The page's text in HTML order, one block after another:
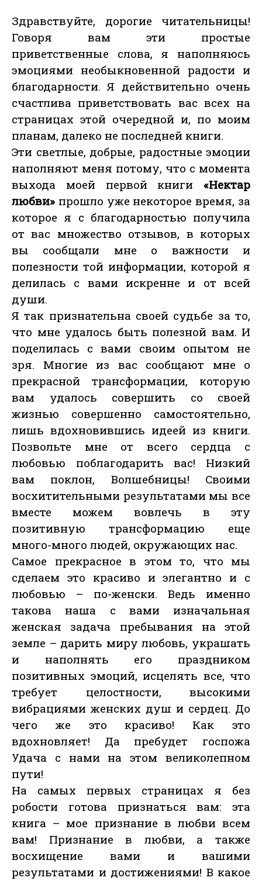
Здравствуйте, дорогие читательницы!
Говоря вам эти простые
приветственные слова, я наполняюсь
эмоциями необыкновенной радости и
благодарности. Я действительно очень
счастлива приветствовать вас всех на
страницах этой очередной и, по моим
планам, далеко не последней книги.
Эти светлые, добрые, радостные эмоции
наполняют меня потому, что с момента
выхода моей первой книги «Нектар
любви» прошло уже некоторое время, за
которое я с благодарностью получила
от вас множество отзывов, в которых
вы сообщали мне о важности и
полезности той информации, которой я
делилась с вами искренне и от всей
души.
Я так признательна своей судьбе за то,
что мне удалось быть полезной вам. И
поделилась с вами своим опытом не
зря. Многие из вас сообщают мне о
прекрасной трансформации, которую
вам удалось совершить со своей
жизнью совершенно самостоятельно,
лишь вдохновившись идеей из книги.
Позвольте мне от всего сердца с
любовью поблагодарить вас! Низкий
вам поклон, Волшебницы! Своими
восхитительными результатами мы все
вместе можем вовлечь в эту
позитивную трансформацию еще
много-много людей, окружающих нас.
Самое прекрасное в этом то, что мы
сделаем это красиво и элегантно и с
любовью – по-женски. Ведь именно
такова наша с вами изначальная
женская задача пребывания на этой
земле – дарить миру любовь, украшать
и наполнять его праздником
позитивных эмоций, исцелять все, что
требует целостности, высокими
вибрациями женских душ и сердец. До
чего же это красиво! Как это
вдохновляет! Да пребудет госпожа
Удача с нами на этом великолепном
пути!
На самых первых страницах я без
робости готова признаться вам: эта
книга – мое признание в любви всем
вам! Признание в любви, а также
восхищение вами и вашими
результатами и достижениями! В какое